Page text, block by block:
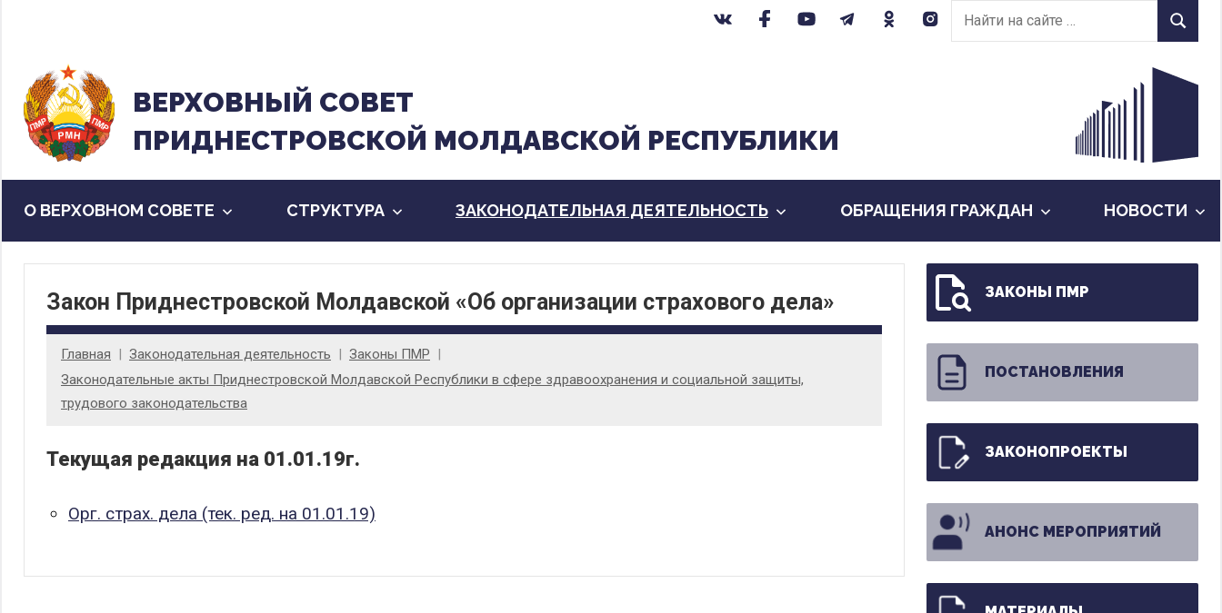
содержанию
Найти
на
Найти
ВЕРХОВНЫЙ CОВЕТ
ПРИДНЕСТРОВСКОЙ МОЛДАВСКОЙ РЕСПУБЛИКИ
О ВЕРХОВНОМ СОВЕТЕ CТРУКТУРА ЗАКОНОДАТЕЛЬНАЯ ДЕЯТЕЛЬНОСТЬ ОБРАЩЕНИЯ ГРАЖДАН НОВОСТИ
Закон Приднестровской Молдавской «Об организации страхового дела»
Главная Законодательная деятельность
Законы ПМР
Законодательные акты Приднестровской Молдавской Республики в сфере здравоохранения и социальной защиты,
трудового законодательства
Текущая редакция на 01.01.19г.
Орг. страх. дела (тек. ред. на 01.01.19)
ЗАКОНЫ ПМР
ПОСТАНОВЛЕНИЯ
ЗАКОНОПРОЕКТЫ
АНОНС МЕРОПРИЯТИЙ